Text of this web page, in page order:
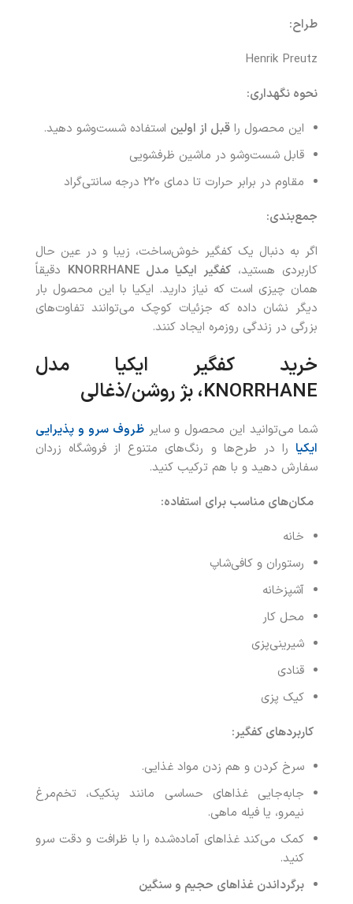
طراح:
Henrik Preutz
نحوه نگهداری:
این محصول را قبل از اولین استفاده شست‌وشو دهید.
قابل شست‌وشو در ماشین ظرفشویی
مقاوم در برابر حرارت تا دمای ۲۲۰ درجه سانتی‌گراد
جمع‌بندی:
اگر به دنبال یک کفگیر خوش‌ساخت، زیبا و در عین حال
کاربردی هستید، کفگیر ایکیا مدل
دقیقاً
همان چیزی است که نیاز دارید. ایکیا با این محصول بار
دیگر نشان داده که جزئیات کوچک می‌توانند تفاوت‌های
بزرگی در زندگی روزمره ایجاد کنند.
خرید کفگیر ایکیا مدل
KNORRHANE، بژ روشن/ذغالی
شما می‌توانید این محصول و سایرظروف سرو و پذیرایی
ایکیا را در طرح‌ها و رنگ‌های متنوع از فروشگاه زردان
سفارش دهید و با هم ترکیب کنید.
مکان‌های مناسب برای استفاده:
خانه
رستوران و کافی‌شاپ
آشپزخانه
محل کار
شیرینی‌پزی
قنادی
کیک پزی
کاربردهای کفگیر:
سرخ کردن و هم زدن مواد غذایی.
جابه‌جایی غذاهای حساسی مانند پنکیک، تخم‌مرغ
نیمرو، یا فیله ماهی.
کمک می‌کند غذاهای آماده‌شده را با ظرافت و دقت سرو
کنید.
برگرداندن غذاهای حجیم و سنگین